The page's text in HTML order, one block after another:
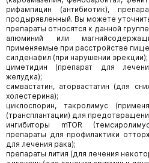
рифампицин (антибиотик),
продырявленный. Вы можете
препараты относятся к данной
алюминий или
применяемые при расстройстве
силденафил (при нарушении эрекции);
циметидин (препарат для
желудка);
симвастатин, аторвастатин (для
холестерина);
циклоспорин, такролимус
(трансплантации) для
ингибиторы mTOR
препараты для профилактики
для лечения рака);
препараты лития (для лечения